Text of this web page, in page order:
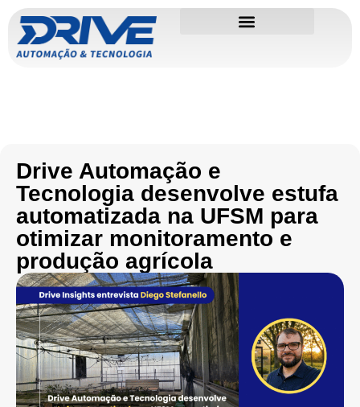
Drive Automação e
Tecnologia desenvolve estufa
automatizada na UFSM para
otimizar monitoramento e
produção agrícola